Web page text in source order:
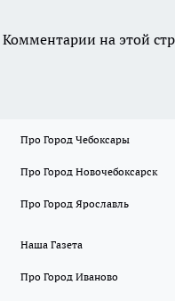
Комментарии на этой
Про Город Чебоксары
Про Город Новочебоксарск
Про Город Ярославль
Наша Газета
Про Город Иваново